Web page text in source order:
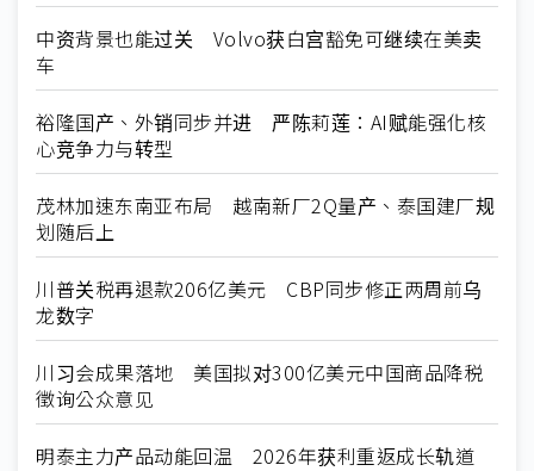
中资背景也能过关 Volvo获白宫豁免可继续在美卖
车
裕隆国产、外销同步并进 严陈莉莲：AI赋能强化核
心竞争力与转型
茂林加速东南亚布局 越南新厂2Q量产、泰国建厂规
划随后上
川普关税再退款206亿美元 CBP同步修正两周前乌
龙数字
川习会成果落地 美国拟对300亿美元中国商品降税
徵询公众意见
明泰主力产品动能回温 2026年获利重返成长轨道